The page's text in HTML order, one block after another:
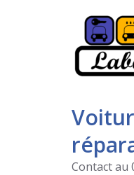
Contact au